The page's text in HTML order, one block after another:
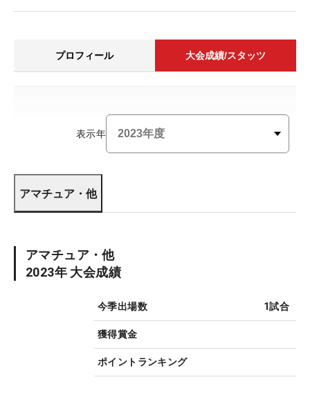
プロフィール 大会成績/スタッツ
表示年
アマチュア・他
アマチュア・他
2023年 大会成績
今季出場数 1試合
獲得賞金
ポイントランキング